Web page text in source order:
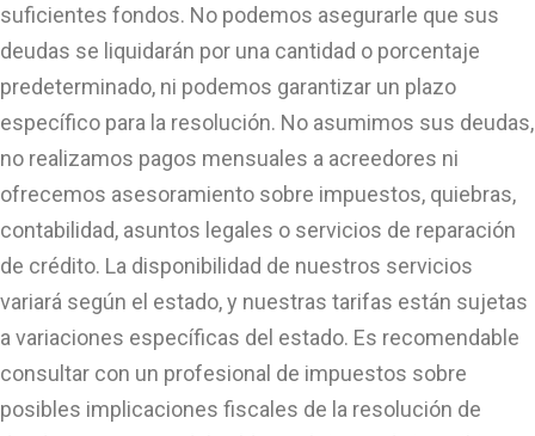
suficientes fondos. No podemos asegurarle que sus
deudas se liquidarán por una cantidad o porcentaje
predeterminado, ni podemos garantizar un plazo
específico para la resolución. No asumimos sus deudas,
no realizamos pagos mensuales a acreedores ni
ofrecemos asesoramiento sobre impuestos, quiebras,
contabilidad, asuntos legales o servicios de reparación
de crédito. La disponibilidad de nuestros servicios
variará según el estado, y nuestras tarifas están sujetas
a variaciones específicas del estado. Es recomendable
consultar con un profesional de impuestos sobre
posibles implicaciones fiscales de la resolución de